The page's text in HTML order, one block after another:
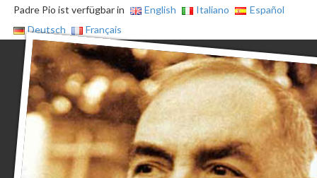
Padre Pio ist verfügbar in English Italiano
Español
Deutsch
Français